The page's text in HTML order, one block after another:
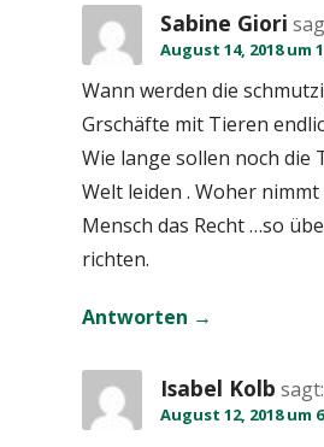
Sabine Giori
August 14, 2018 um
Wann werden die
Grschäfte mit Tieren
Wie lange sollen noch die
Welt leiden . Woher nimmt
Mensch das Recht …so
richten.
Antworten
Isabel Kolb sagt:
August 12, 2018 um